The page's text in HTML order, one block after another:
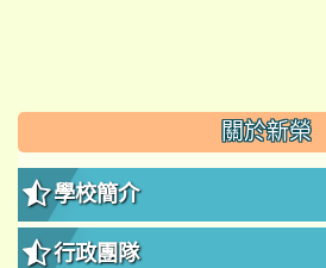
::: 關於新榮
學校簡介
行政團隊